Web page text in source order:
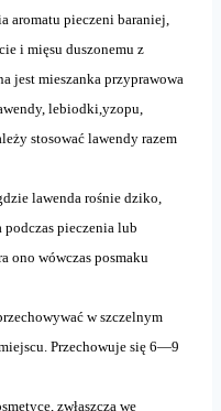
aromatu pieczeni baraniej,
i mięsu duszonemu z
jest mieszanka przyprawowa
lebiodki,yzopu,
stosować lawendy razem
lawenda rośnie dziko,
podczas pieczenia lub
ono wówczas posmaku
w szczelnym
Przechowuje się 6—9
zwłaszcza we